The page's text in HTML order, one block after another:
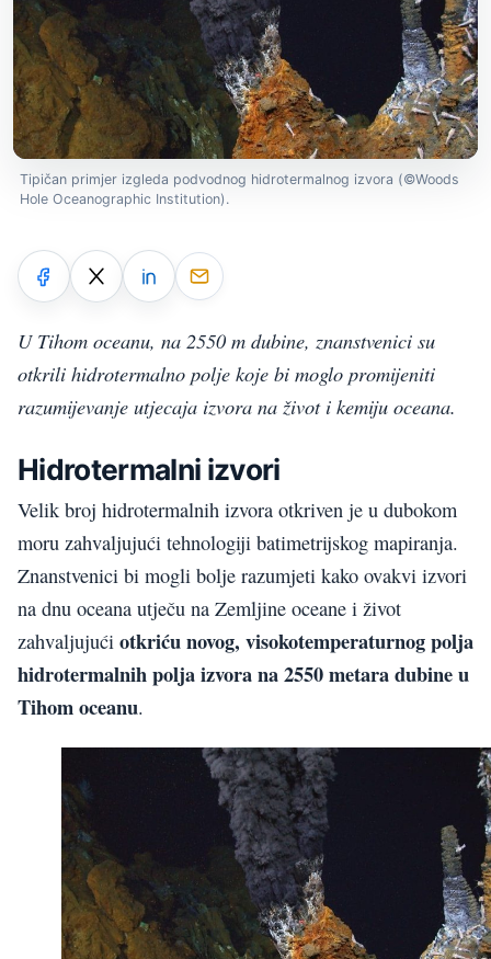
Tipičan primjer izgleda podvodnog hidrotermalnog izvora (©Woods
Hole Oceanographic Institution).
U Tihom oceanu, na 2550 m dubine, znanstvenici su
otkrili hidrotermalno polje koje bi moglo promijeniti
razumijevanje utjecaja izvora na život i kemiju oceana.
Hidrotermalni izvori
Velik broj hidrotermalnih izvora otkriven je u dubokom
moru zahvaljujući tehnologiji batimetrijskog mapiranja.
Znanstvenici bi mogli bolje razumjeti kako ovakvi izvori
na dnu oceana utječu na Zemljine oceane i život
zahvaljujući otkriću novog, visokotemperaturnog polja
hidrotermalnih polja izvora na 2550 metara dubine u
Tihom oceanu.